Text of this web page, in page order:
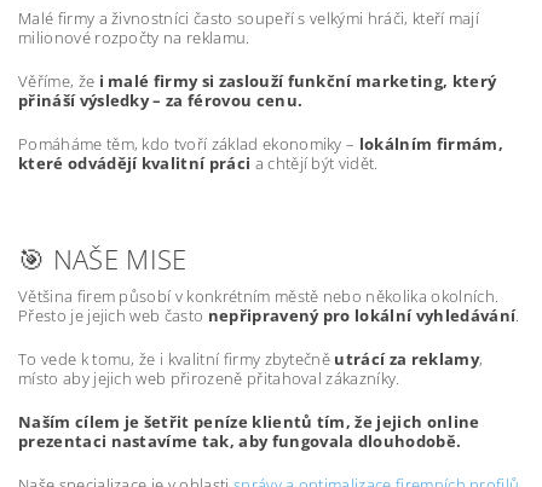
Malé firmy a živnostníci často soupeří s velkými hráči, kteří mají
milionové rozpočty na reklamu.
Věříme, že i malé firmy si zaslouží funkční marketing, který
přináší výsledky – za férovou cenu.
Pomáháme těm, kdo tvoří základ ekonomiky – lokálním firmám,
které odvádějí kvalitní práci a chtějí být vidět.
🎯 NAŠE MISE
Většina firem působí v konkrétním městě nebo několika okolních.
Přesto je jejich web často nepřipravený pro lokální vyhledávání.
To vede k tomu, že i kvalitní firmy zbytečně utrácí za reklamy,
místo aby jejich web přirozeně přitahoval zákazníky.
Naším cílem je šetřit peníze klientů tím, že jejich online
prezentaci nastavíme tak, aby fungovala dlouhodobě.